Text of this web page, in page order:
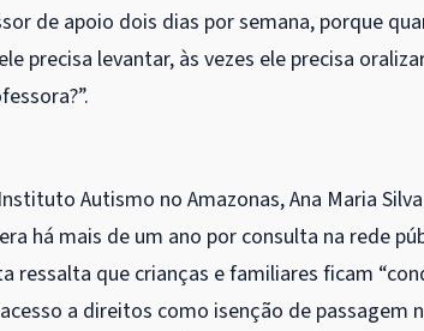
de apoio dois dias por semana, porque
precisa levantar, às vezes ele precisa
Autismo no Amazonas, Ana Maria
há mais de um ano por consulta na rede
que crianças e familiares ficam
a direitos como isenção de passagem